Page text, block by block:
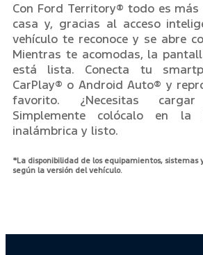
Con Ford Territory® todo es más
casa y, gracias al acceso
vehículo te reconoce y se abre
Mientras te acomodas, la
está lista. Conecta tu
CarPlay® o Android Auto® y
favorito. ¿Necesitas
Simplemente colócalo en
inalámbrica y listo.
*La disponibilidad de los equipamientos, sistemas
según la versión del vehículo.